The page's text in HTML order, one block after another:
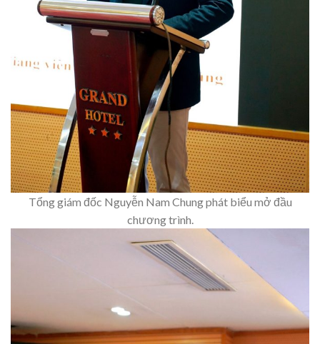
Tổng giám đốc Nguyễn Nam Chung phát biểu mở đầu
chương trình.